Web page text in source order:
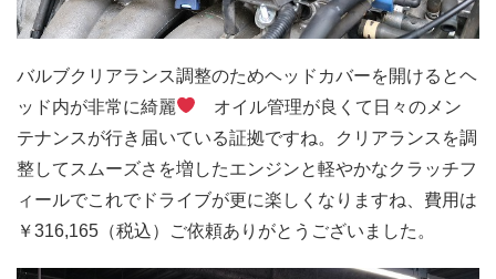
バルブクリアランス調整のためヘッドカバーを開けるとヘ
ッド内が非常に綺麗
オイル管理が良くて日々のメン
テナンスが行き届いている証拠ですね。クリアランスを調
整してスムーズさを増したエンジンと軽やかなクラッチフ
ィールでこれでドライブが更に楽しくなりますね、費用は
￥316,165（税込）ご依頼ありがとうございました。